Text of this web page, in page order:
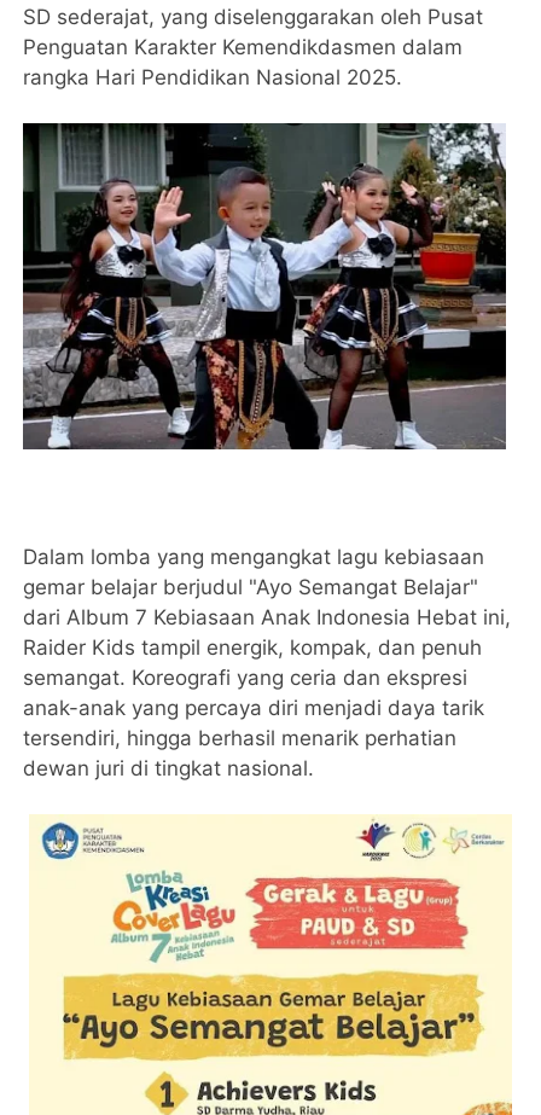
SD sederajat, yang diselenggarakan oleh Pusat
Penguatan Karakter Kemendikdasmen dalam
rangka Hari Pendidikan Nasional 2025.
Dalam lomba yang mengangkat lagu kebiasaan
gemar belajar berjudul "Ayo Semangat Belajar"
dari Album 7 Kebiasaan Anak Indonesia Hebat ini,
Raider Kids tampil energik, kompak, dan penuh
semangat. Koreografi yang ceria dan ekspresi
anak-anak yang percaya diri menjadi daya tarik
tersendiri, hingga berhasil menarik perhatian
dewan juri di tingkat nasional.